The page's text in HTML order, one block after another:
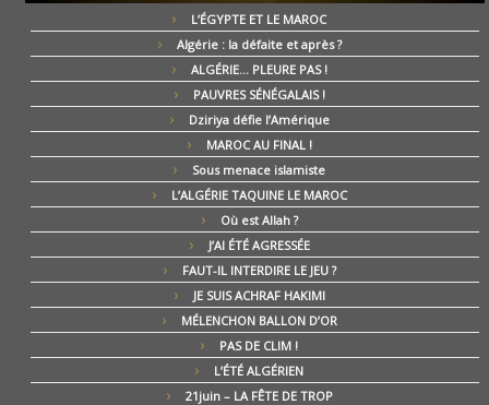
L’ÉGYPTE ET LE MAROC
Algérie : la défaite et après ?
ALGÉRIE… PLEURE PAS !
PAUVRES SÉNÉGALAIS !
Dziriya défie l’Amérique
MAROC AU FINAL !
Sous menace islamiste
L’ALGÉRIE TAQUINE LE MAROC
Où est Allah ?
J’AI ÉTÉ AGRESSÉE
FAUT-IL INTERDIRE LE JEU ?
JE SUIS ACHRAF HAKIMI
MÉLENCHON BALLON D’OR
PAS DE CLIM !
L’ÉTÉ ALGÉRIEN
21juin – LA FÊTE DE TROP